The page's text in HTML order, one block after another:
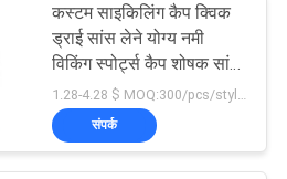
सलाम
162
कस्टम साइकिलिंग कैप क्विक
ड्राई सांस लेने योग्य नमी
विकिंग स्पोर्ट्स कैप शोषक सांस
लेने योग्य टोपी हेलमेट के नीचे
पतला
संपर्क